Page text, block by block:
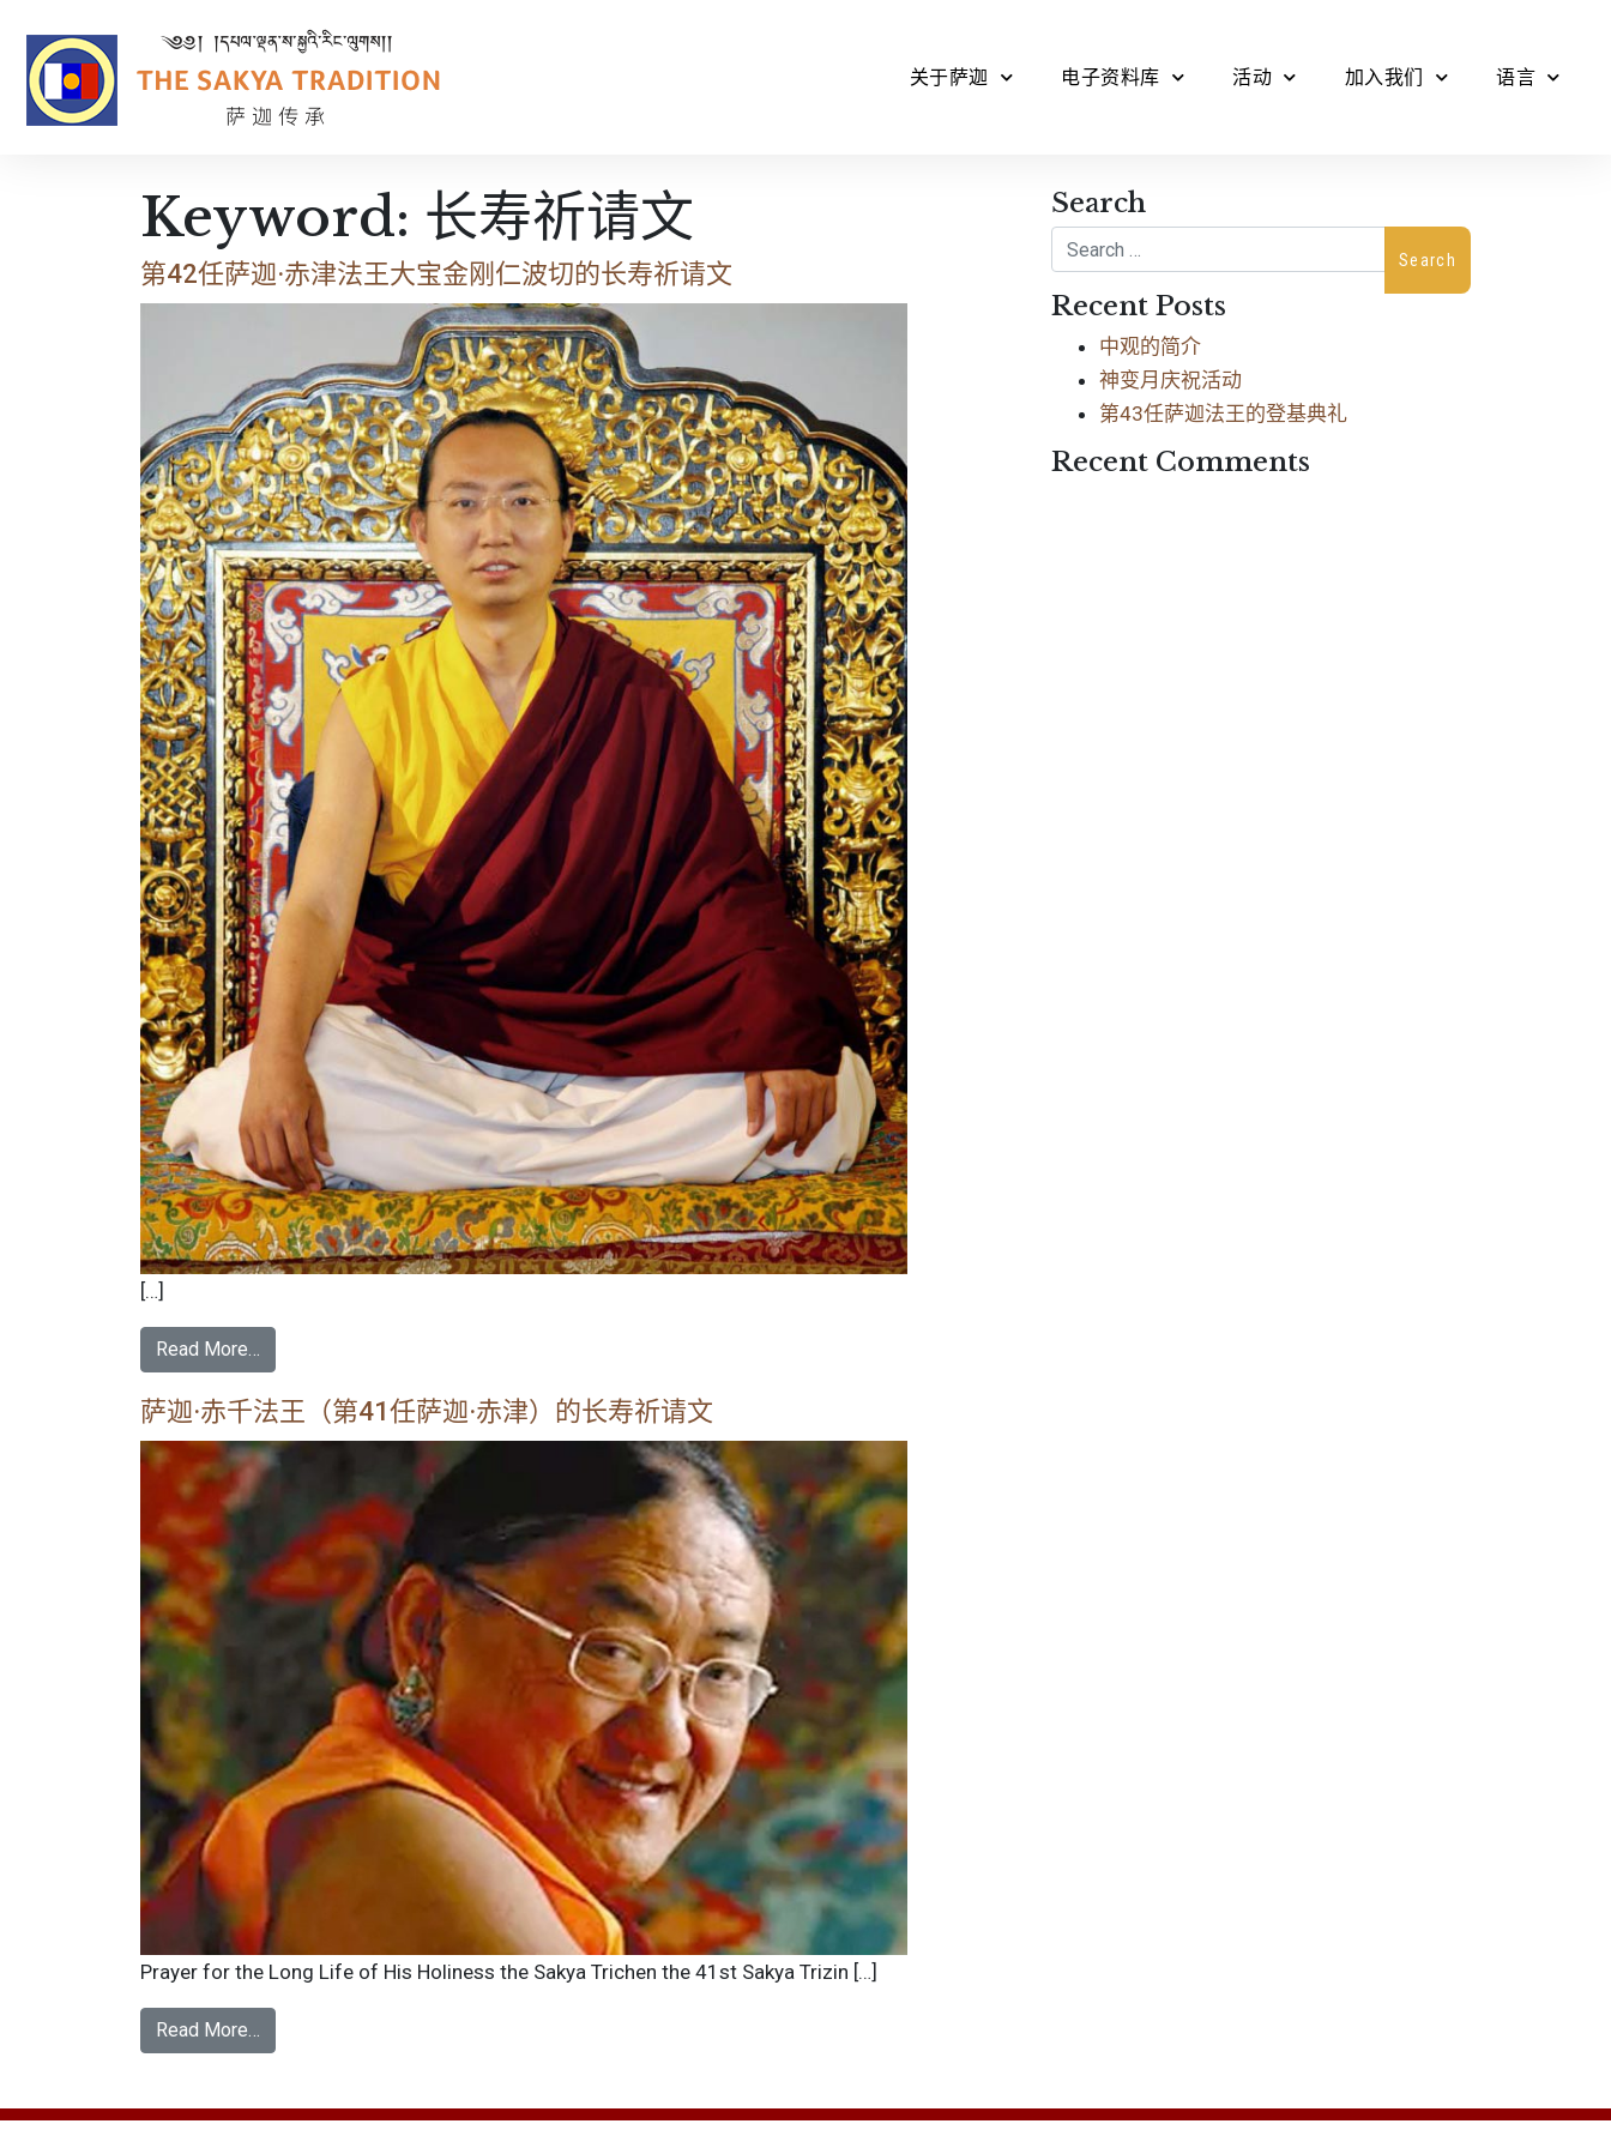
关于萨迦 电子资料库 活动 加入我们 语言
Keyword: 长寿祈请文
第42任萨迦·赤津法王大宝金刚仁波切的长寿祈请文
[…]
Read More…
萨迦·赤千法王（第41任萨迦·赤津）的长寿祈请文
Prayer for the Long Life of His Holiness the Sakya Trichen the 41st Sakya Trizin […]
Read More…
Search
Search
Recent Posts
中观的简介
神变月庆祝活动
第43任萨迦法王的登基典礼
Recent Comments